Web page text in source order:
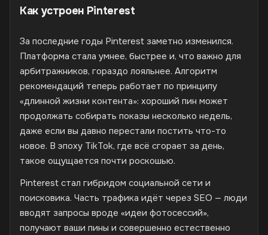
Как устроен Pinterest
За последние годы Pinterest заметно изменился.
Платформа стала умнее, быстрее и, что важно для
арбитражников, гораздо лояльнее. Алгоритм
рекомендаций теперь работает по принципу
«длинной жизни контента»: хороший пин может
продолжать собирать показы несколько недель,
даже если вы давно перестали постить что-то
новое. В эпоху TikTok, где всё сгорает за день,
такое ощущается почти роскошью.
Pinterest стал гибридом социальной сети и
поисковика. Часть трафика идёт через SEO — люди
вводят запросы вроде «идеи фотосессий»,
получают ваши пины и совершенно естественно